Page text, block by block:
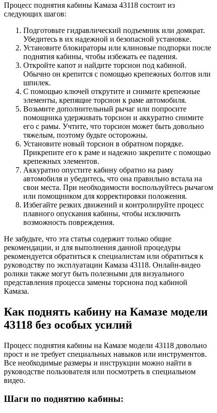
Процесс поднятия кабины Камаза 43118 состоит из
следующих шагов:
Подготовьте гидравлический подъемник или домкрат.
Убедитесь в их надежной и безопасной установке.
Установите блокираторы или клиновые подпорки после
поднятия кабины, чтобы избежать ее падения.
Откройте капот и найдите торсион под кабиной.
Обычно он крепится с помощью крепежных болтов или
шпилек.
С помощью ключей открутите и снимите крепежные
элементы, крепящие торсион к раме автомобиля.
Возьмите дополнительный рычаг или попросите
помощника удерживать торсион и аккуратно снимите
его с рамы. Учтите, что торсион может быть довольно
тяжелым, поэтому будьте осторожны.
Установите новый торсион в обратном порядке.
Прикрепите его к раме и надежно закрепите с помощью
крепежных элементов.
Аккуратно опустите кабину обратно на раму
автомобиля и убедитесь, что она правильно встала на
свои места. При необходимости воспользуйтесь рычагом
или помощником для корректировки положения.
Избегайте резких движений и контролируйте процесс
плавного опускания кабины, чтобы исключить
возможность повреждения.
Не забудьте, что эта статья содержит только общие
рекомендации, и для выполнения данной процедуры
рекомендуется обратиться к специалистам или обратиться к
руководству по эксплуатации Камаза 43118. Онлайн-видео
ролики также могут быть полезными для визуального
представления процесса замены торсиона под кабиной
Камаза.
Как поднять кабину на Камазе модели
43118 без особых усилий
Процесс поднятия кабины на Камазе модели 43118 довольно
прост и не требует специальных навыков или инструментов.
Все необходимые размеры и инструкции можно найти в
руководстве пользователя или посмотреть в специальном
видео.
Шаги по поднятию кабины: